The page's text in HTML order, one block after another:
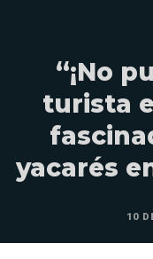
“¡No
turista
yacarés
10